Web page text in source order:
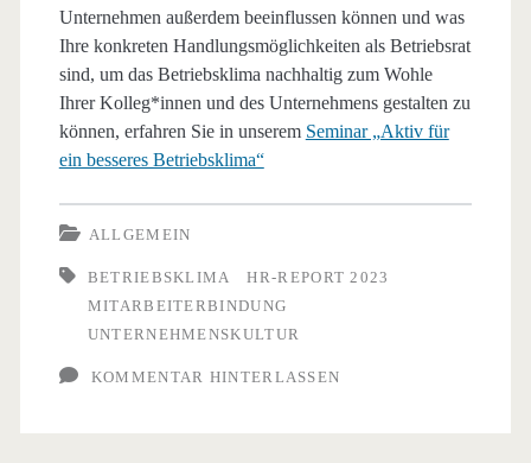
Unternehmen außerdem beeinflussen können und was
Ihre konkreten Handlungsmöglichkeiten als Betriebsrat
sind, um das Betriebsklima nachhaltig zum Wohle
Ihrer Kolleg*innen und des Unternehmens gestalten zu
können, erfahren Sie in unserem Seminar „Aktiv für
ein besseres Betriebsklima“
ALLGEMEIN
BETRIEBSKLIMA
HR-REPORT 2023
MITARBEITERBINDUNG
UNTERNEHMENSKULTUR
KOMMENTAR HINTERLASSEN